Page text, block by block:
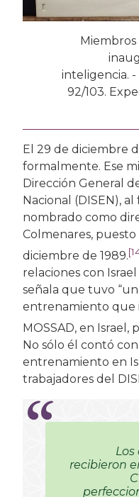
inteligencia. -
92/103.
El 29 de diciembre
formalmente. Ese
Dirección General
Nacional (DISEN),
nombrado como
Colmenares,
diciembre de 1989.
relaciones con
señala que tuvo
entrenamiento que
MOSSAD, en Israel,
No sólo él contó
entrenamiento en
trabajadores del
recibieron